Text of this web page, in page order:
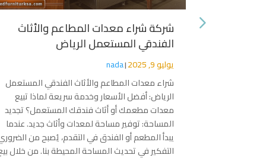
شركة شراء معدات المطاعم والأثاث
الفندقي المستعمل الرياض
nada|
يوليو 9, 2025
شراء معدات المطاعم والأثاث الفندقي المستعمل
الرياض: أفضل الأسعار وخدمة سريعة لماذا تبيع
معدات مطعمك أو أثاث فندقك المستعمل؟ تجديد
المساحة: توفير مساحة لمعدات وأثاث جديد. عندما
يبدأ المطعم أو الفندق في التقدم، يُصبح من
التفكير في تحديث المساحة المحيطة بنا. من خلال